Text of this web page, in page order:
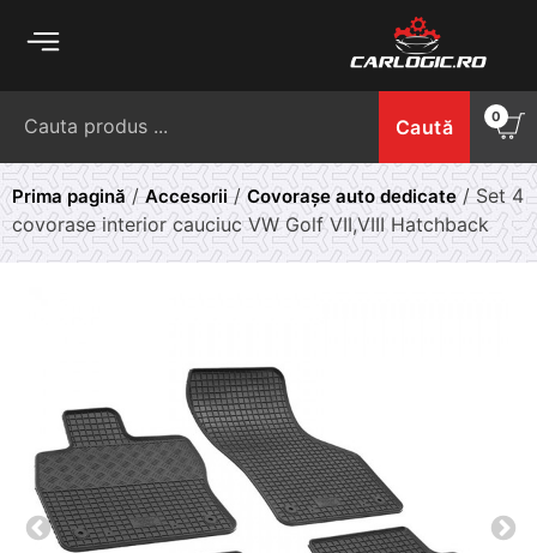
Caută 0
Prima pagină/Accesorii/Covorașe auto dedicate/ Set 4
covorase interior cauciuc VW Golf VII,VIII Hatchback